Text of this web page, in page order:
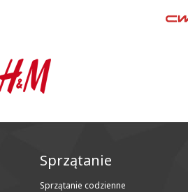
Sprzątanie
Sprzątanie codzienne